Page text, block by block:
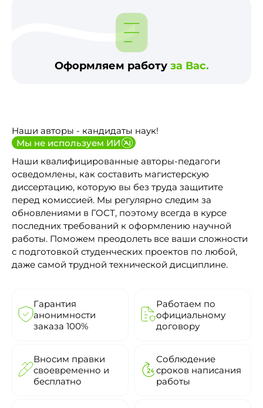
Оформляем работу за Вас.
Наши авторы - кандидаты наук!
Мы не используем ИИ
Наши квалифицированные авторы-педагоги
осведомлены, как составить магистерскую
диссертацию, которую вы без труда защитите
перед комиссией. Мы регулярно следим за
обновлениями в ГОСТ, поэтому всегда в курсе
последних требований к оформлению научной
работы. Поможем преодолеть все ваши сложности
с подготовкой студенческих проектов по любой,
даже самой трудной технической дисциплине.
Гарантия
анонимности
заказа 100%
Работаем по
официальному
договору
Вносим правки
своевременно и
бесплатно
Соблюдение
сроков написания
работы